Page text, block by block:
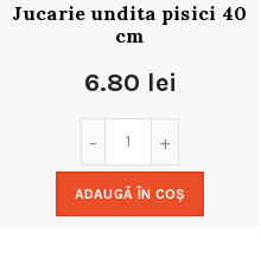
Jucarie undita pisici 40
cm
6.80 lei
ADAUGĂ ÎN COȘ